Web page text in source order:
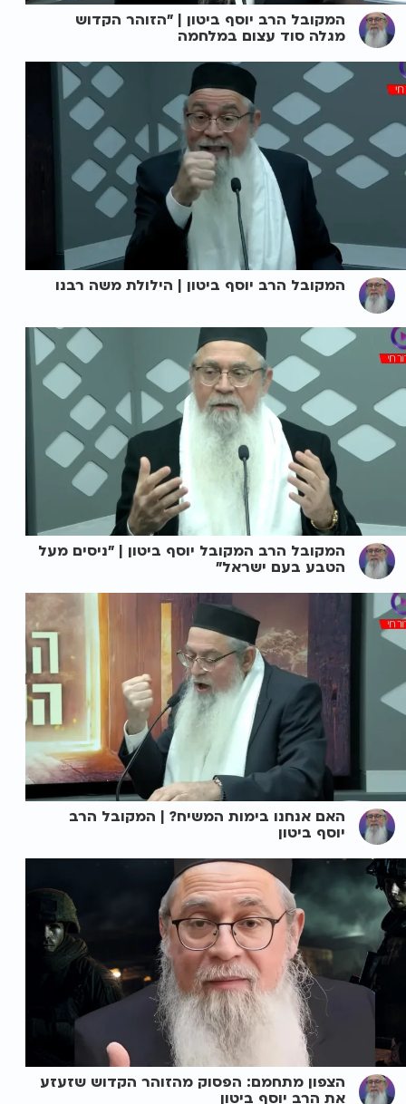
המקובל הרב יוסף ביטון | "הזוהר הקדוש
מגלה סוד עצום במלחמה
המקובל הרב יוסף ביטון | הילולת משה רבנו
המקובל הרב המקובל יוסף ביטון | "ניסים מעל
הטבע בעם ישראל"
האם אנחנו בימות המשיח? | המקובל הרב
יוסף ביטון
הצפון מתחמם: הפסוק מהזוהר הקדוש שזעזע
את הרב יוסף ביטון